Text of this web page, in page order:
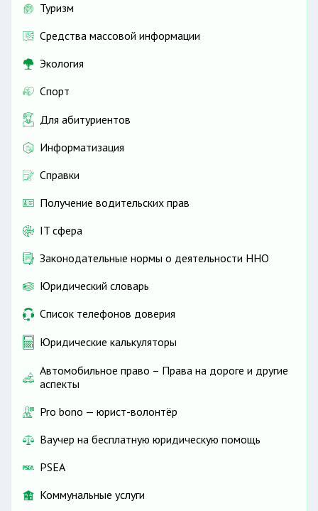
Туризм
Средства массовой информации
Экология
Спорт
Для абитуриентов
Информатизация
Справки
Получение водительских прав
IT сфера
Законодательные нормы о деятельности ННО
Юридический словарь
Список телефонов доверия
Юридические калькуляторы
Автомобильное право – Права на дороге и другие
аспекты
Pro bono — юрист-волонтёр
Ваучер на бесплатную юридическую помощь
PSEA
Коммунальные услуги